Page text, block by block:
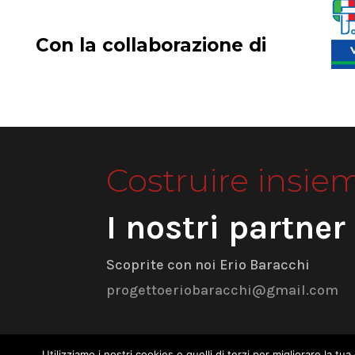
Con la collaborazione di
Costruire
I nostri partner
Scoprite con noi Erio Baracchi
progettoeriobaracchi@gmail.com